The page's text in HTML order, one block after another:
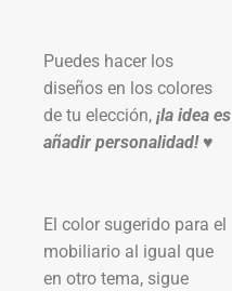
Puedes hacer los
diseños en los colores
de tu elección, ¡la idea es
añadir personalidad! ♥
El color sugerido para el
mobiliario al igual que
en otro tema, sigue